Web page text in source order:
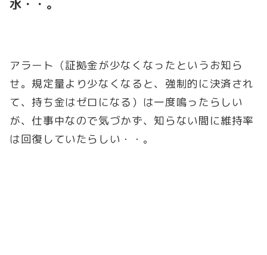
水・・。
アラート（証拠金が少なくなったというお知ら
せ。規定量より少なくなると、強制的に決済され
て、持ち金はゼロになる）は一度鳴ったらしい
が、仕事中なので気づかず、知らない間に維持率
は回復していたらしい・・。